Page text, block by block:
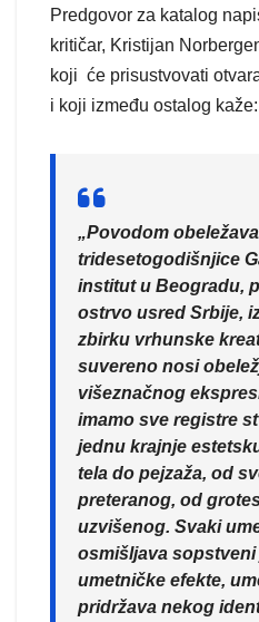
Predgovor za katalog
kritičar, Kristijan
koji će prisustvovati
i koji između ostalog kaže:
„Povodom
tridesetogodišnjice
institut u Beogradu,
ostrvo usred Srbije,
zbirku vrhunske
suvereno nosi
višeznačnog
imamo sve registre
jednu krajnje
tela do pejzaža, od
preteranog, od
uzvišenog. Svaki
osmišljava
umetničke efekte,
pridržava nekog